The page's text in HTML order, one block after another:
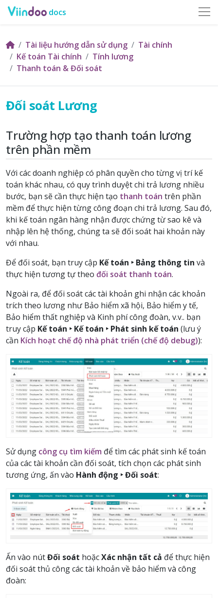
docs
Tài liệu hướng dẫn sử dụng
Tài chính
Kế toán Tài chính
Tính lương
Thanh toán & Đối soát
Đối soát Lương
Trường hợp tạo thanh toán lương
trên phần mềm
Với các doanh nghiệp có phân quyền cho từng vị trí kế
toán khác nhau, có quy trình duyệt chi trả lương nhiều
bước, bạn sẽ cần thực hiện tạo thanh toán trên phần
mềm để thực hiện từng công đoạn chi trả lương. Sau đó,
khi kế toán ngân hàng nhận được chứng từ sao kê và
nhập lên hệ thống, chúng ta sẽ đối soát hai khoản này
với nhau.
Để đối soát, bạn truy cập Kế toán ‣ Bảng thông tin và
thực hiện tương tự theo đối soát thanh toán.
Ngoài ra, để đối soát các tài khoản ghi nhận các khoản
trích theo lương như Bảo hiểm xã hội, Bảo hiểm y tế,
Bảo hiểm thất nghiệp và Kinh phí công đoàn, v.v.. bạn
truy cập Kế toán ‣ Kế toán ‣ Phát sinh kế toán (lưu ý
cần Kích hoạt chế độ nhà phát triển (chế độ debug)):
Sử dụng công cụ tìm kiếm để tìm các phát sinh kế toán
của các tài khoản cần đối soát, tích chọn các phát sinh
tương ứng, ấn vào Hành động ‣ Đối soát:
Ấn vào nútĐối soát hoặcXác nhận tất cả để thực hiện
đối soát thủ công các tài khoản về bảo hiểm và công
đoàn: